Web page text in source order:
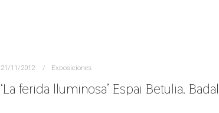
21/11/2012 Exposiciones
‘La ferida lluminosa’ Espai Betulia.